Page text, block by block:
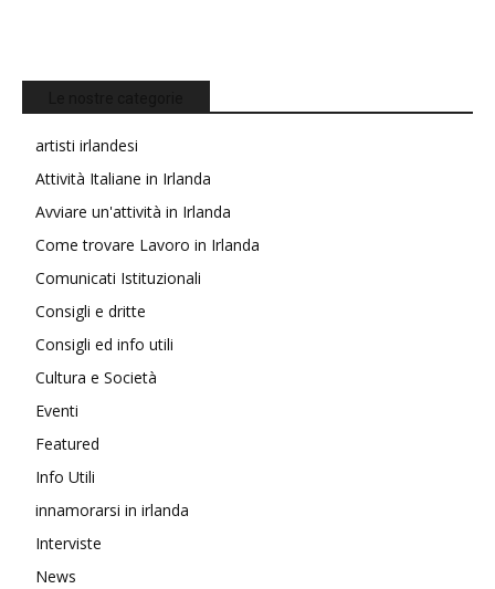
artisti irlandesi
Attività Italiane in Irlanda
Avviare un'attività in Irlanda
Come trovare Lavoro in Irlanda
Comunicati Istituzionali
Consigli e dritte
Consigli ed info utili
Cultura e Società
Eventi
Featured
Info Utili
innamorarsi in irlanda
Interviste
News